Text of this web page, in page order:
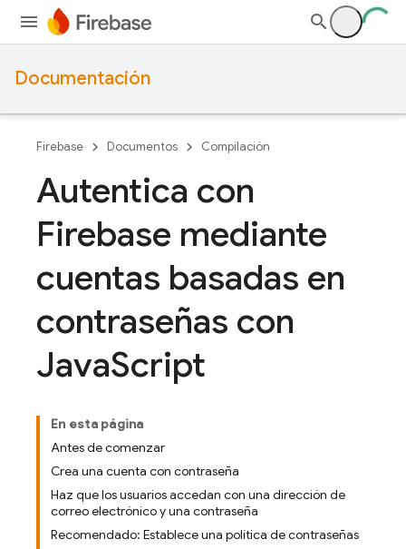
Documentación
Firebase Documentos Compilación
Autentica con
Firebase mediante
cuentas basadas en
contraseñas con
JavaScript
En esta página
Antes de comenzar
Crea una cuenta con contraseña
Haz que los usuarios accedan con una dirección de
correo electrónico y una contraseña
Recomendado: Establece una política de contraseñas